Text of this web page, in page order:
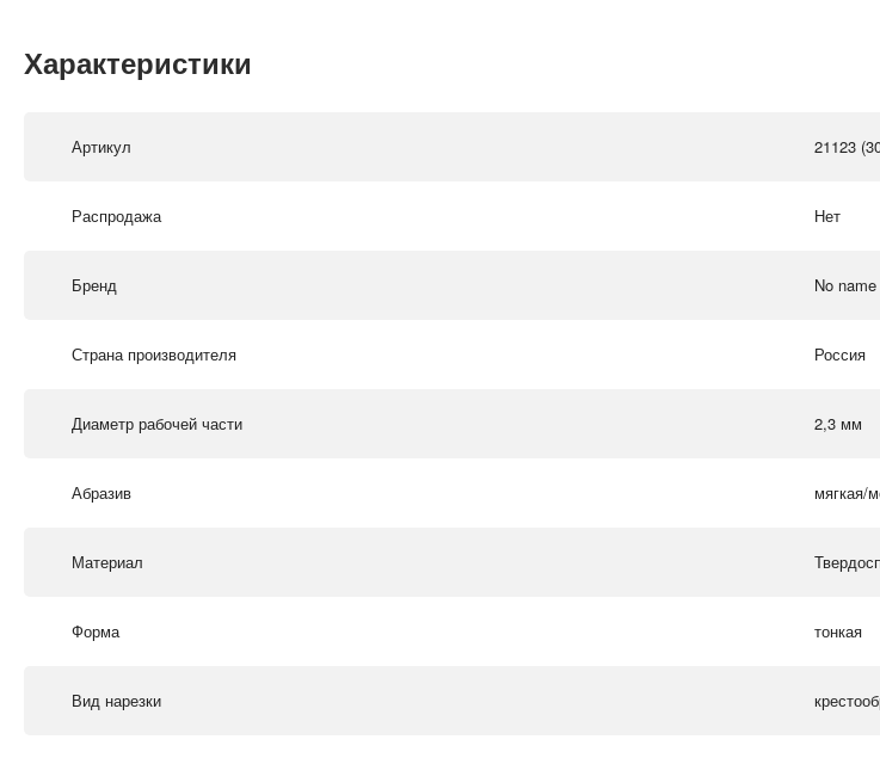
Характеристики
Артикул 21123
Распродажа Нет
Бренд No name
Страна производителя Россия
Диаметр рабочей части 2,3 мм
Абразив мягкая/
Материал
Форма тонкая
Вид нарезки